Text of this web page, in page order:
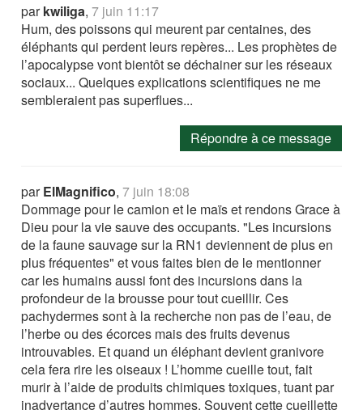
parkwiliga,7 juin 11:17
Hum, des poissons qui meurent par centaines, des
éléphants qui perdent leurs repères... Les prophètes de
l’apocalypse vont bientôt se déchainer sur les réseaux
sociaux... Quelques explications scientifiques ne me
sembleraient pas superflues...
Répondre à ce message
parElMagnifico,7 juin 18:08
Dommage pour le camion et le maïs et rendons Grace à
Dieu pour la vie sauve des occupants. "Les incursions
de la faune sauvage sur la RN1 deviennent de plus en
plus fréquentes" et vous faites bien de le mentionner
car les humains aussi font des incursions dans la
profondeur de la brousse pour tout cueillir. Ces
pachydermes sont à la recherche non pas de l’eau, de
l’herbe ou des écorces mais des fruits devenus
introuvables. Et quand un éléphant devient granivore
cela fera rire les oiseaux ! L’homme cueille tout, fait
murir à l’aide de produits chimiques toxiques, tuant par
inadvertance d’autres hommes. Souvent cette cueillette